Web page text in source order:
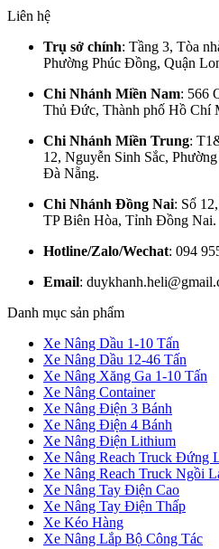
Liên hệ
Trụ sở chính: Tầng 3, Tòa
Phường Phúc Đồng, Quận
Chi Nhánh Miền Nam: 566
Thủ Đức, Thành phố Hồ Chí
Chi Nhánh Miền Trung:
12, Nguyễn Sinh Sắc,
Đà Nẵng.
Chi Nhánh Đồng Nai: Số
TP Biên Hòa, Tỉnh Đồng Nai.
Hotline/Zalo/Wechat: 094
Email:
Danh mục sản phẩm
Xe Nâng Dầu 1-10 Tấn
Xe Nâng Dầu 12-46 Tấn
Xe Nâng Xăng Ga 1-10 Tấn
Xe Nâng Container
Xe Nâng Điện 3 Bánh
Xe Nâng Điện 4 Bánh
Xe Nâng Điện Lithium
Xe Nâng Reach Truck Đứng
Xe Nâng Reach Truck Ngồi
Xe Nâng Tay Điện Cao
Xe Nâng Tay Điện Thấp
Xe Kéo Hàng
Xe Nâng Lắp Bộ Công Tác